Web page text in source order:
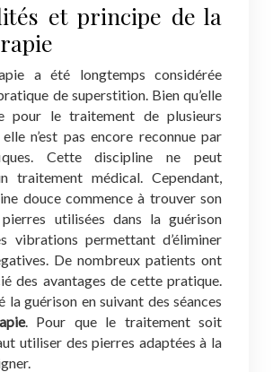
et principe de la
a été longtemps considérée
de superstition. Bien qu’elle
pour le traitement de plusieurs
n’est pas encore reconnue par
Cette discipline ne peut
traitement médical. Cependant,
douce commence à trouver son
pierres utilisées dans la guérison
vibrations permettant d’éliminer
De nombreux patients ont
des avantages de cette pratique.
la guérison en suivant des séances
. Pour que le traitement soit
utiliser des pierres adaptées à la